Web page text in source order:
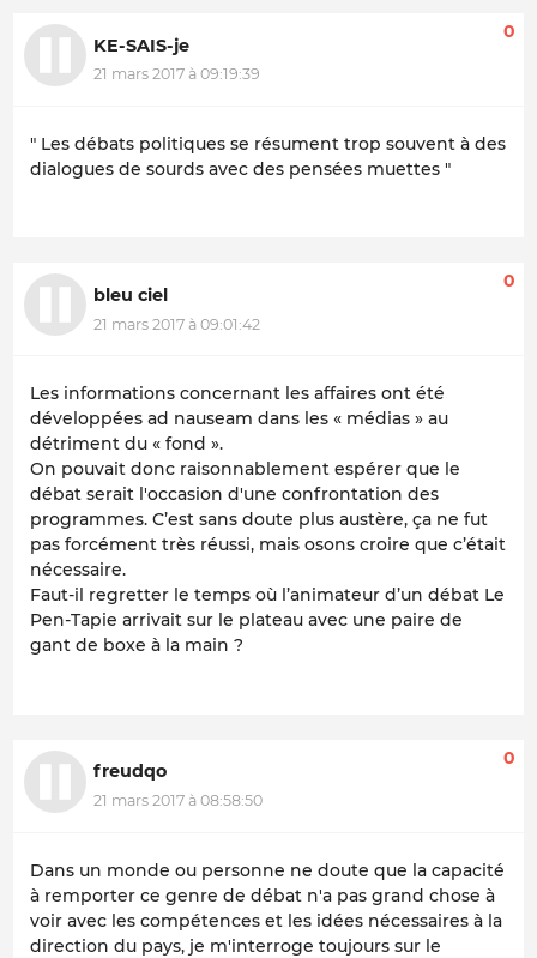
KE-SAIS-je
21 mars 2017 à 09:19:39
0
" Les débats politiques se résument trop souvent à des
dialogues de sourds avec des pensées muettes "
bleu ciel
21 mars 2017 à 09:01:42
0
Les informations concernant les affaires ont été
développées ad nauseam dans les « médias » au
détriment du « fond ».
On pouvait donc raisonnablement espérer que le
débat serait l'occasion d'une confrontation des
programmes. C’est sans doute plus austère, ça ne fut
pas forcément très réussi, mais osons croire que c’était
nécessaire.
Faut-il regretter le temps où l’animateur d’un débat Le
Pen-Tapie arrivait sur le plateau avec une paire de
gant de boxe à la main ?
freudqo
21 mars 2017 à 08:58:50
0
Dans un monde ou personne ne doute que la capacité
à remporter ce genre de débat n'a pas grand chose à
voir avec les compétences et les idées nécessaires à la
direction du pays, je m'interroge toujours sur le